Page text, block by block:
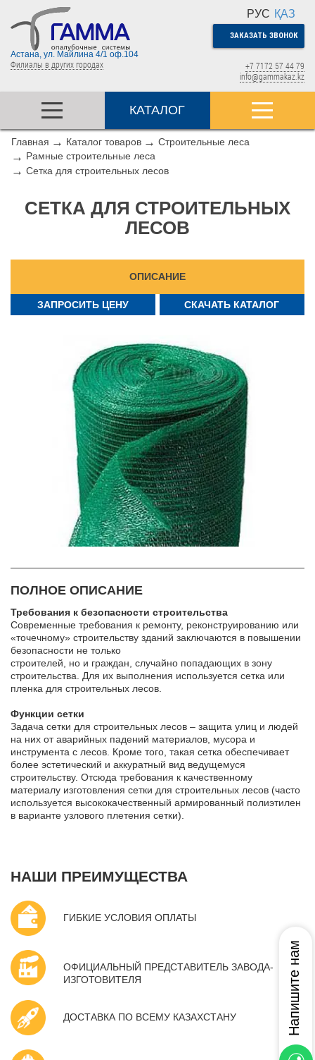
Астана, ул. Майлина 4/1 оф.104
Филиалы в других городах
РУС ҚАЗ
ЗАКАЗАТЬ ЗВОНОК
+7 7172 57 44 79
info@gammakaz.kz
КАТАЛОГ
Главная Каталог товаров
Строительные леса
Рамные строительные леса
Сетка для строительных лесов
СЕТКА ДЛЯ СТРОИТЕЛЬНЫХ
ЛЕСОВ
ОПИСАНИЕ
ЗАПРОСИТЬ ЦЕНУ СКАЧАТЬ КАТАЛОГ
ПОЛНОЕ ОПИСАНИЕ
Требования к безопасности строительства
Современные требования к ремонту, реконструированию или
«точечному» строительству зданий заключаются в повышении
безопасности не только
строителей, но и граждан, случайно попадающих в зону
строительства. Для их выполнения используется сетка или
пленка для строительных лесов.
Функции сетки
Задача сетки для строительных лесов – защита улиц и людей
на них от аварийных падений материалов, мусора и
инструмента с лесов. Кроме того, такая сетка обеспечивает
более эстетический и аккуратный вид ведущемуся
строительству. Отсюда требования к качественному
материалу изготовления сетки для строительных лесов (часто
используется высококачественный армированный полиэтилен
в варианте узлового плетения сетки).
НАШИ ПРЕИМУЩЕСТВА
ГИБКИЕ УСЛОВИЯ ОПЛАТЫ
ОФИЦИАЛЬНЫЙ ПРЕДСТАВИТЕЛЬ ЗАВОДА-
ИЗГОТОВИТЕЛЯ
ДОСТАВКА ПО ВСЕМУ КАЗАХСТАНУ